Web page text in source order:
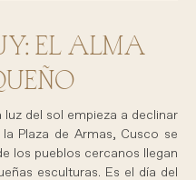
EL ALMA
del sol empieza a declinar
Plaza de Armas, Cusco se
los pueblos cercanos llegan
esculturas. Es el día del